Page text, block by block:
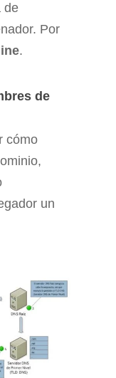
de
Por
.
de
cómo
un